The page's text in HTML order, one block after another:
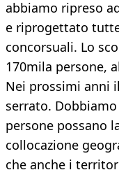
abbiamo ripreso
e riprogettato
concorsuali. Lo
170mila persone,
Nei prossimi anni
serrato.
persone possano
collocazione
che anche i